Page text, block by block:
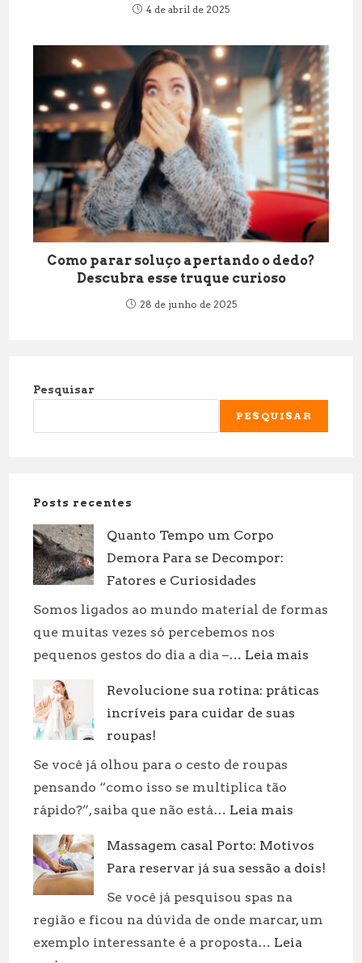
4 de abril de 2025
Como parar soluço apertando o dedo?
Descubra esse truque curioso
28 de junho de 2025
Pesquisar
PESQUISAR
Posts recentes
Quanto Tempo um Corpo
Demora Para se Decompor:
Fatores e Curiosidades
Somos ligados ao mundo material de formas
que muitas vezes só percebemos nos
pequenos gestos do dia a dia –… Leia mais
Tempo
Revolucione sua rotina: práticas
incríveis para cuidar de suas
roupas!
Se você já olhou para o cesto de roupas
pensando “como isso se multiplica tão
rápido?”, saiba que não está… Leia mais
sua
rotina:
para
cuidar
Massagem casal Porto: Motivos
Para reservar já sua sessão a dois!
Se você já pesquisou spas na
região e ficou na dúvida de onde marcar, um
exemplo interessante é a proposta… Leia